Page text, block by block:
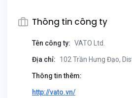
Thông tin công ty
Tên công ty: VATO Ltd.
Địa chỉ: 102 Trần Hưng Đạo,
Thông tin thêm:
http://vato.vn/